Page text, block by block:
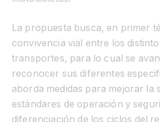
La propuesta busca, en primer
convivencia vial entre los
transportes, para lo cual se
reconocer sus diferentes
aborda medidas para mejorar la
estándares de operación y
diferenciación de los ciclos del